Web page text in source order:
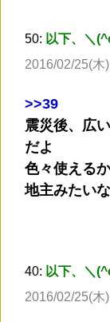
50: 以下、＼
2016/02/25(木
>>39
震災後、広
だよ
色々使える
地主みたい
40: 以下、＼
2016/02/25(木